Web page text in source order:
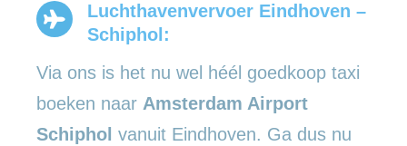
Luchthavenvervoer Eindhoven –
Schiphol:
Via ons is het nu wel héél goedkoop taxi
boeken naar Amsterdam Airport
Schiphol vanuit Eindhoven. Ga dus nu